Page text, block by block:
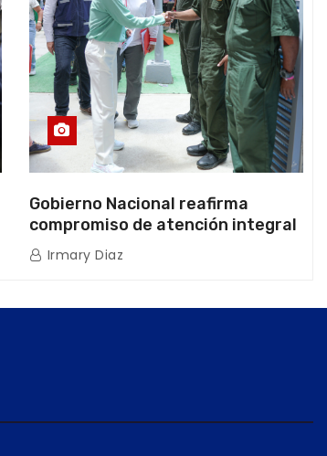
Gobierno Nacional reafirma
compromiso de atención integral
a la población venezolana tras
doblete sísmico
Irmary Diaz